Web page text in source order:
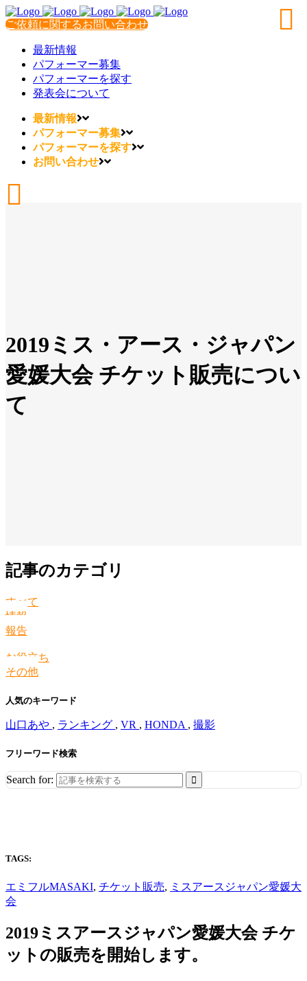
ご依頼に関するお問い合わせ
最新情報
パフォーマー募集
パフォーマーを探す
発表会について
最新情報
パフォーマー募集
パフォーマーを探す
お問い合わせ
2019ミス・アース・ジャパン
愛媛大会 チケット販売につい
て
記事のカテゴリ
すべて
情報
報告
お役立ち
その他
人気のキーワード
山口あや , ランキング , VR , HONDA , 撮影
フリーワード検索
Search for:
TAGS:
エミフルMASAKI, チケット販売, ミスアースジャパン愛媛大
会
2019ミスアースジャパン愛媛大会 チケ
ットの販売を開始します。